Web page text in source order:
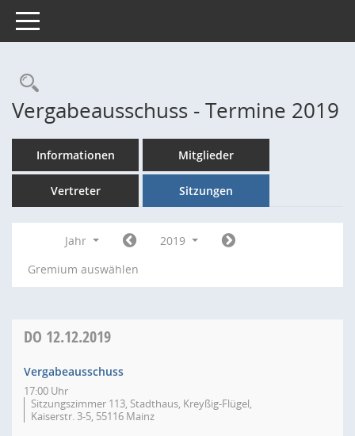
Toggle navigation
Rechercheauswahl
Vergabeausschuss - Termine 2019
Informationen Mitglieder
Vertreter Sitzungen
Jahr
2019
Gremium auswählen
DO 12.12.2019
Vergabeausschuss
17:00 Uhr
Sitzungszimmer 113, Stadthaus, Kreyßig-Flügel,
Kaiserstr. 3-5, 55116 Mainz